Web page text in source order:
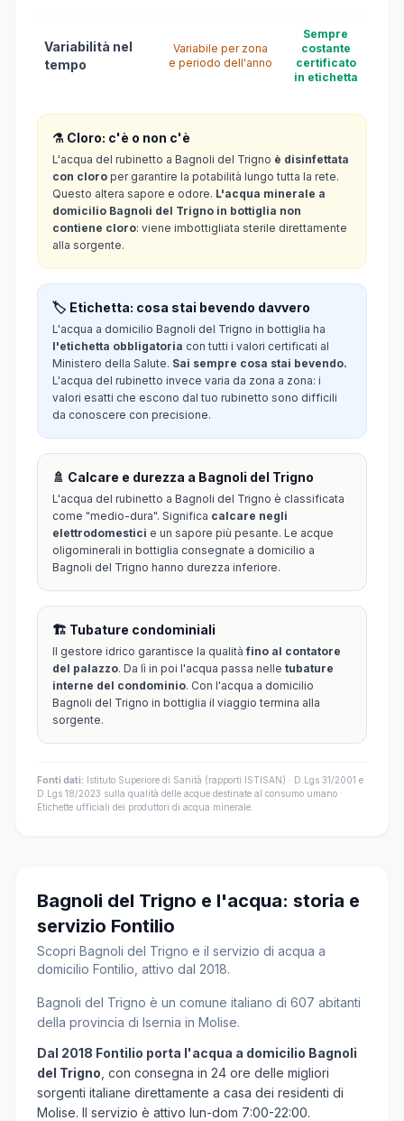
Variabilità nel
tempo
Variabile per zona
e periodo dell'anno
Sempre
costante
certificato
in etichetta
⚗️ Cloro: c'è o non c'è
L'acqua del rubinetto a Bagnoli del Trigno è disinfettata
con cloro per garantire la potabilità lungo tutta la rete.
Questo altera sapore e odore. L'acqua minerale a
domicilio Bagnoli del Trigno in bottiglia non
contiene cloro: viene imbottigliata sterile direttamente
alla sorgente.
🏷️ Etichetta: cosa stai bevendo davvero
L'acqua a domicilio Bagnoli del Trigno in bottiglia ha
l'etichetta obbligatoria con tutti i valori certificati al
Ministero della Salute. Sai sempre cosa stai bevendo.
L'acqua del rubinetto invece varia da zona a zona: i
valori esatti che escono dal tuo rubinetto sono difficili
da conoscere con precisione.
🚿 Calcare e durezza a Bagnoli del Trigno
L'acqua del rubinetto a Bagnoli del Trigno è classificata
come "medio-dura". Significa calcare negli
elettrodomestici e un sapore più pesante. Le acque
oligominerali in bottiglia consegnate a domicilio a
Bagnoli del Trigno hanno durezza inferiore.
🏗️ Tubature condominiali
Il gestore idrico garantisce la qualitàfino al contatore
del palazzo. Da lì in poi l'acqua passa nelle tubature
interne del condominio. Con l'acqua a domicilio
Bagnoli del Trigno in bottiglia il viaggio termina alla
sorgente.
Fonti dati: Istituto Superiore di Sanità (rapporti ISTISAN) · D.Lgs 31/2001 e
D.Lgs 18/2023 sulla qualità delle acque destinate al consumo umano ·
Etichette ufficiali dei produttori di acqua minerale.
Bagnoli del Trigno e l'acqua: storia e
servizio Fontilio
Scopri Bagnoli del Trigno e il servizio di acqua a
domicilio Fontilio, attivo dal 2018.
Bagnoli del Trigno è un comune italiano di 607 abitanti
della provincia di Isernia in Molise.
Dal 2018 Fontilio porta l'acqua a domicilio Bagnoli
del Trigno , con consegna in 24 ore delle migliori
sorgenti italiane direttamente a casa dei residenti di
Molise. Il servizio è attivo lun-dom 7:00-22:00.